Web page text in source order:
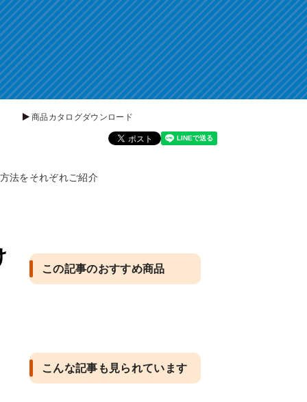
商品カタログダウンロード
法をそれぞれご紹介
この記事のおすすめ商品
こんな記事も見られています